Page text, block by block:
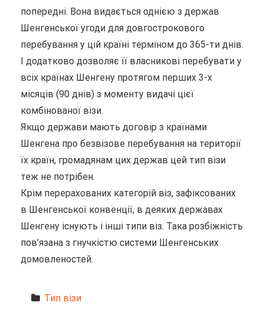
попередні. Вона видається однією з держав
Шенгенської угоди для довгострокового
перебування у цій країні терміном до 365-ти днів.
І додатково дозволяє її власникові перебувати у
всіх країнах Шенгену протягом перших 3-х
місяців (90 днів) з моменту видачі цієї
комбінованої візи.
Якщо держави мають договір з країнами
Шенгена про безвізове перебування на території
їх країн, громадянам цих держав цей тип візи
теж не потрібен.
Крім перерахованих категорій віз, зафіксованих
в Шенгенської конвенції, в деяких державах
Шенгену існують і інші типи віз. Така розбіжність
пов’язана з гнучкістю системи Шенгенських
домовленостей.
Тип візи